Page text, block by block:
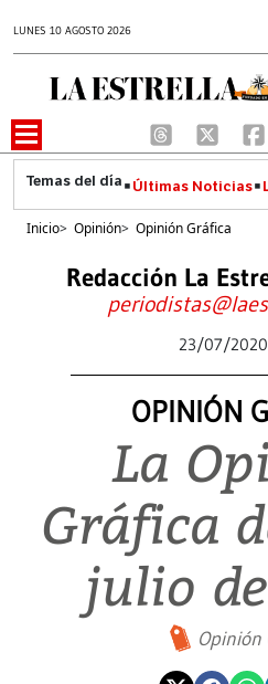
LUNES 10 AGOSTO 2026
Últimas Noticias
Inicio> Opinión> Opinión Gráfica
Redacción La
23/07/
OPINIÓN
La
Gráfica
julio
Opinión